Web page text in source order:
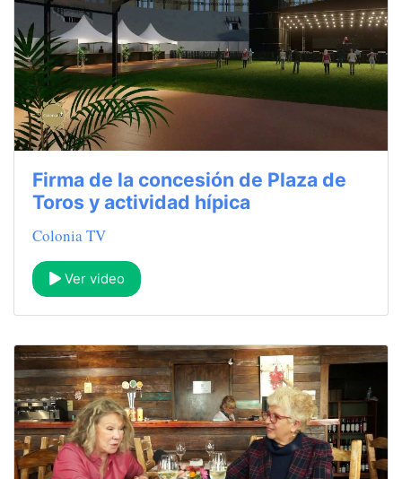
Firma de la concesión de Plaza de
Toros y actividad hípica
Colonia TV
Ver video